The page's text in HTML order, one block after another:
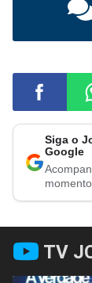
no
Facebook
Siga o
Google
TV